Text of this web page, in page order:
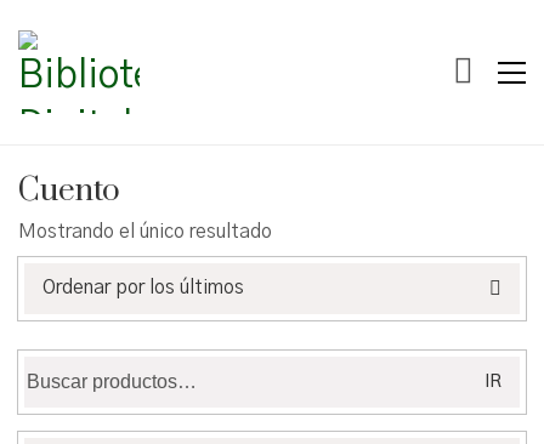
Cuento
Mostrando el único resultado
Ordenar por los últimos
por:
IR